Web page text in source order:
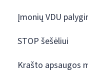
Įmonių VDU
STOP šešėliui
Krašto apsaugos